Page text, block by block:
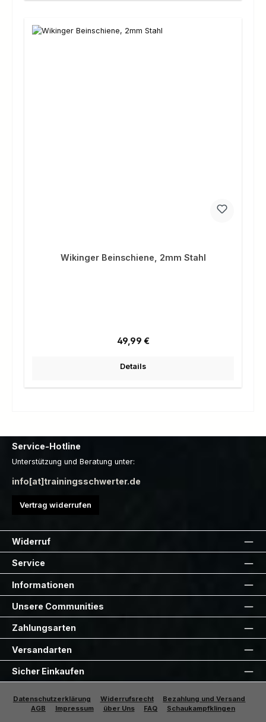
Wikinger Beinschiene, 2mm Stahl
Regulärer Preis:
49,99 €
Details
Service-Hotline
Unterstützung und Beratung unter:
info[at]trainingsschwerter.de
Vertrag widerrufen
Widerruf
Service
Informationen
Unsere Communities
Zahlungsarten
Versandarten
Sicher Einkaufen
Datenschutzerklärung Widerrufsrecht
Bezahlung und Versand
AGB
Impressum über Uns FAQ Schaukampfklingen